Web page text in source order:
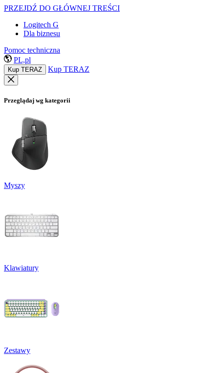
PRZEJDŹ DO GŁÓWNEJ TREŚCI
Logitech G
Dla biznesu
Pomoc techniczna
PL,pl
Kup TERAZ Kup TERAZ
Przeglądaj wg kategorii
Myszy
Klawiatury
Zestawy